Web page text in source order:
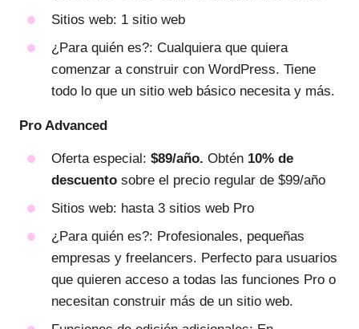
Sitios web: 1 sitio web
¿Para quién es?: Cualquiera que quiera
comenzar a construir con WordPress. Tiene
todo lo que un sitio web básico necesita y más.
Pro Advanced
Oferta especial: $89/año. Obtén 10% de
descuento sobre el precio regular de $99/año
Sitios web: hasta 3 sitios web Pro
¿Para quién es?: Profesionales, pequeñas
empresas y freelancers. Perfecto para usuarios
que quieren acceso a todas las funciones Pro o
necesitan construir más de un sitio web.